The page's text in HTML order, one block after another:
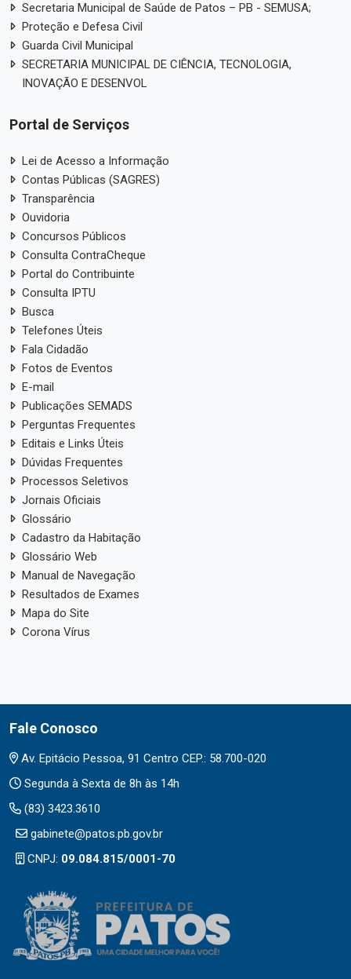
Secretaria Municipal de Saúde de Patos – PB - SEMUSA;
Proteção e Defesa Civil
Guarda Civil Municipal
SECRETARIA MUNICIPAL DE CIÊNCIA, TECNOLOGIA,
INOVAÇÃO E DESENVOL
Portal de Serviços
Lei de Acesso a Informação
Contas Públicas (SAGRES)
Transparência
Ouvidoria
Concursos Públicos
Consulta ContraCheque
Portal do Contribuinte
Consulta IPTU
Busca
Telefones Úteis
Fala Cidadão
Fotos de Eventos
E-mail
Publicações SEMADS
Perguntas Frequentes
Editais e Links Úteis
Dúvidas Frequentes
Processos Seletivos
Jornais Oficiais
Glossário
Cadastro da Habitação
Glossário Web
Manual de Navegação
Resultados de Exames
Mapa do Site
Corona Vírus
Fale Conosco
Av. Epitácio Pessoa, 91 Centro CEP.: 58.700-020
Segunda à Sexta de 8h às 14h
(83) 3423.3610
gabinete@patos.pb.gov.br
CNPJ: 09.084.815/0001-70